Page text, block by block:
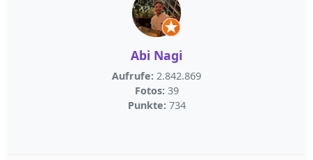
Abi Nagi
Aufrufe: 2.842.869
Fotos: 39
Punkte: 734